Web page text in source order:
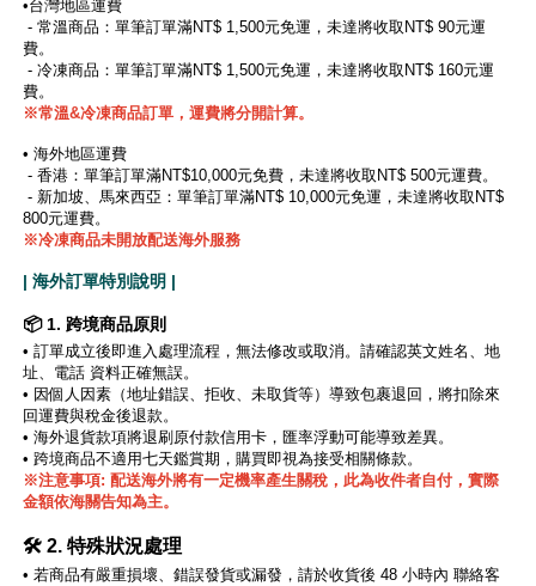
•台灣地區運費
- 常溫商品：單筆訂單滿NT$ 1,500元免運，未達將收取NT$ 90元運
費。
- 冷凍商品：單筆訂單滿NT$ 1,500元免運，未達將收取NT$ 160元運
費。
※常溫&冷凍商品訂單，運費將分開計算。
• 海外地區運費
- 香港：單筆訂單滿NT$10,000元免費，未達將收取NT$ 500元運費。
- 新加坡、馬來西亞：單筆訂單滿NT$ 10,000元免運，未達將收取NT$
800元運費。
※冷凍商品未開放配送海外服務
| 海外訂單特別說明 |
📦 1. 跨境商品原則
•訂單成立後即進入處理流程，無法修改或取消。請確認英文姓名、地
址、電話 資料正確無誤。
• 因個人因素（地址錯誤、拒收、未取貨等）導致包裹退回，將扣除來
回運費與稅金後退款。
• 海外退貨款項將退刷原付款信用卡，匯率浮動可能導致差異。
• 跨境商品不適用七天鑑賞期，購買即視為接受相關條款。
※注意事項: 配送海外將有一定機率產生關稅，此為收件者自付，實際
金額依海關告知為主。
🛠️ 2. 特殊狀況處理
• 若商品有嚴重損壞、錯誤發貨或漏發，請於收貨後 48 小時內 聯絡客